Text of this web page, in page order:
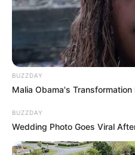
BUZZDAY
Malia Obama's Transformation
BUZZDAY
Wedding Photo Goes Viral